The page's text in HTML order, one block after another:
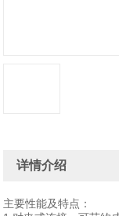
详情介绍
主要性能及特点：